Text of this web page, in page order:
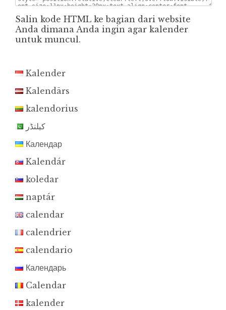
Salin kode HTML ke bagian dari website
Anda dimana Anda ingin agar kalender
untuk muncul.
Kalender
Kalendārs
kalendorius
کیلنڈر
Календар
Kalendár
koledar
naptár
calendar
calendrier
calendario
Календарь
Calendar
kalender